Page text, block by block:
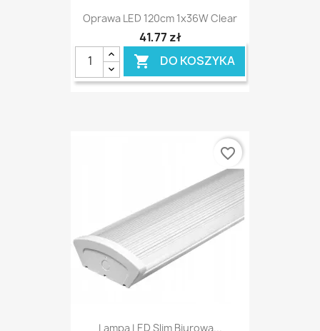
Oprawa LED 120cm 1x36W Clear
41,77 zł
 DO KOSZYKA
Lampa LED Slim Biurowa...
favorite_border